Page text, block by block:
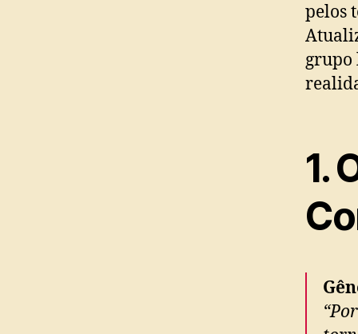
pelos
grupo
1.